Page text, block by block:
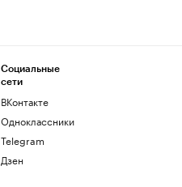
Социальные
сети
ВКонтакте
Одноклассники
Telegram
Дзен